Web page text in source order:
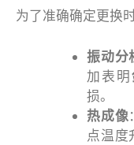
为了准确确定更换
振动分
加表明
损。
热成像
点温度